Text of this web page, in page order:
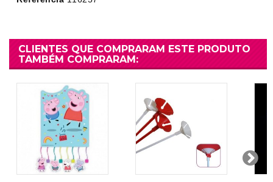
CLIENTES QUE COMPRARAM ESTE PRODUTO
TAMBÉM COMPRARAM: